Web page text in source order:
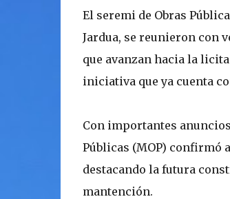
El seremi de Obras
Jardua, se reunieron con
que avanzan hacia la
iniciativa que ya cuenta
Con importantes
Públicas (MOP) confirmó
destacando la futura
mantención.